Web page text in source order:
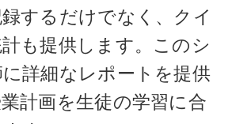
するだけでなく、クイ
も提供します。このシ
詳細なレポートを提供
計画を生徒の学習に合